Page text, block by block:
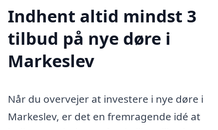
Indhent altid mindst 3
tilbud på nye døre i
Markeslev
Når du overvejer at investere i nye døre i
Markeslev, er det en fremragende idé at